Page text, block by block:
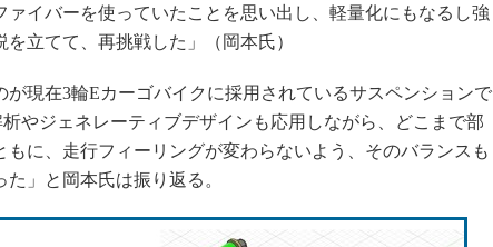
ァイバーを使っていたことを思い出し、軽量化にもなるし強
立てて、再挑戦した」（岡本氏）
現在3輪Eカーゴバイクに採用されているサスペンションで
やジェネレーティブデザインも応用しながら、どこまで部
に、走行フィーリングが変わらないよう、そのバランスも
」と岡本氏は振り返る。